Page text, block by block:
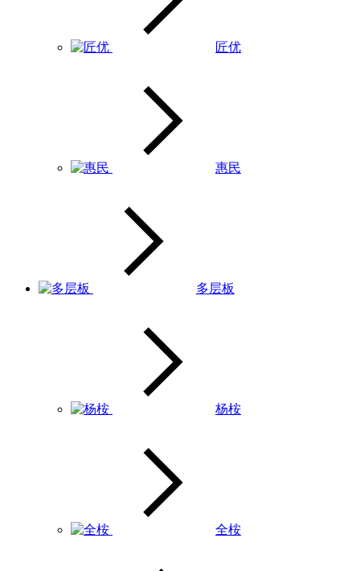
匠优
惠民
多层板
杨桉
全桉